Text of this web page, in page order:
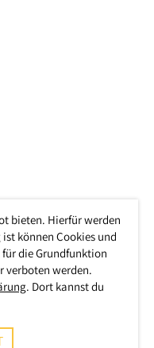
bieten. Hierfür werden
können Cookies und
die Grundfunktion
verboten werden.
. Dort kannst du